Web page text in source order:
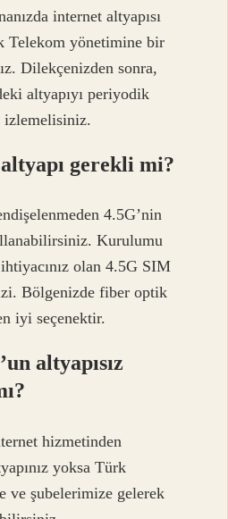
internet altyapısı
Telekom yönetimine bir
Dilekçenizden sonra,
altyapıyı periyodik
izlemelisiniz.
gerekli mi?
4.5G’nin
Kurulumu
olan 4.5G SIM
Bölgenizde fiber optik
iyi seçenektir.
altyapısız
hizmetinden
yoksa Türk
ve şubelerimize gelerek